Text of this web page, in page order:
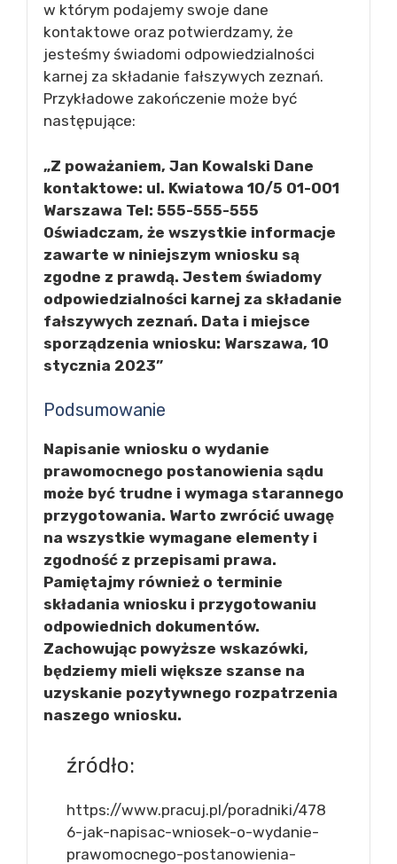
w którym podajemy swoje dane
kontaktowe oraz potwierdzamy, że
jesteśmy świadomi odpowiedzialności
karnej za składanie fałszywych zeznań.
Przykładowe zakończenie może być
następujące:
„Z poważaniem, Jan Kowalski Dane
kontaktowe: ul. Kwiatowa 10/5 01-001
Warszawa Tel: 555-555-555
Oświadczam, że wszystkie informacje
zawarte w niniejszym wniosku są
zgodne z prawdą. Jestem świadomy
odpowiedzialności karnej za składanie
fałszywych zeznań. Data i miejsce
sporządzenia wniosku: Warszawa, 10
stycznia 2023”
Podsumowanie
Napisanie wniosku o wydanie
prawomocnego postanowienia sądu
może być trudne i wymaga starannego
przygotowania. Warto zwrócić uwagę
na wszystkie wymagane elementy i
zgodność z przepisami prawa.
Pamiętajmy również o terminie
składania wniosku i przygotowaniu
odpowiednich dokumentów.
Zachowując powyższe wskazówki,
będziemy mieli większe szanse na
uzyskanie pozytywnego rozpatrzenia
naszego wniosku.
źródło:
https://www.pracuj.pl/poradniki/478
6-jak-napisac-wniosek-o-wydanie-
prawomocnego-postanowienia-